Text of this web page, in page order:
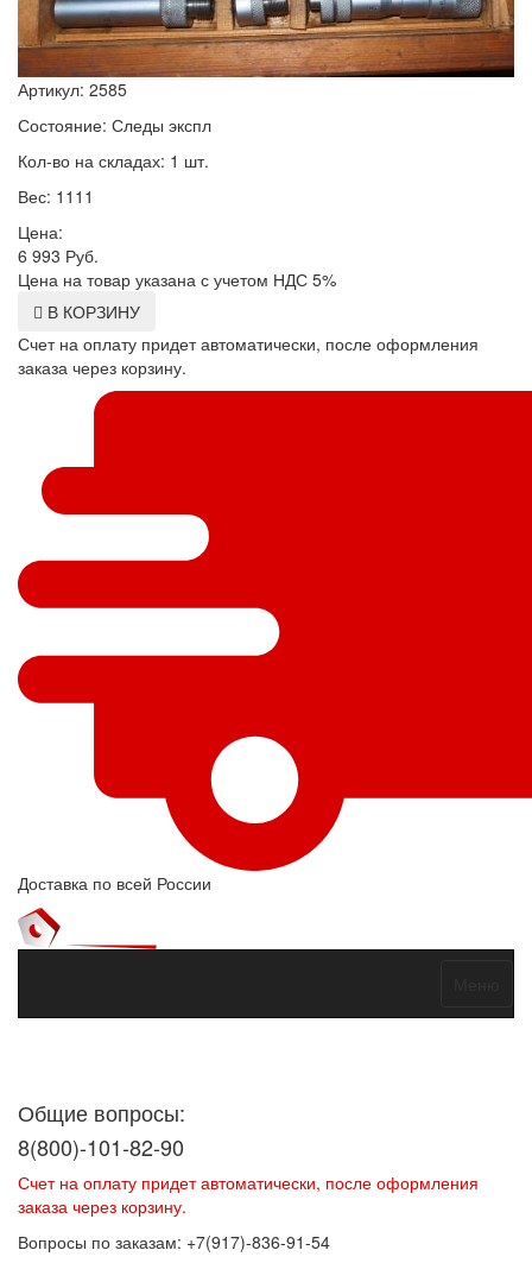
Артикул: 2585
Состояние: Следы экспл
Кол-во на складах: 1 шт.
Вес: 1111
Цена:
6 993 Руб.
Цена на товар указана с учетом НДС 5%
В КОРЗИНУ
Счет на оплату придет автоматически, после оформления
заказа через корзину.
Доставка по всей России
Общие вопросы:
8(800)-101-82-90
Счет на оплату придет автоматически, после оформления
заказа через корзину.
Вопросы по заказам: +7(917)-836-91-54